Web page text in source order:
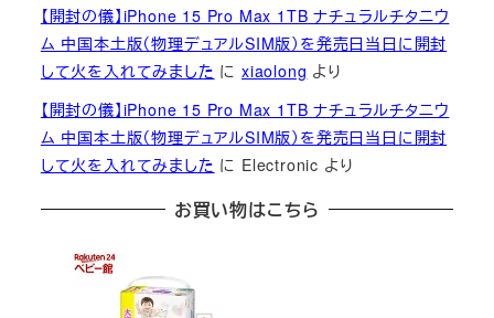
【開封の儀】iPhone 15 Pro Max 1TB ナチュラルチタニウ
ム 中国本土版（物理デュアルSIM版）を発売日当日に開封
して火を入れてみました にxiaolong より
【開封の儀】iPhone 15 Pro Max 1TB ナチュラルチタニウ
ム 中国本土版（物理デュアルSIM版）を発売日当日に開封
して火を入れてみました に Electronic より
お買い物はこちら